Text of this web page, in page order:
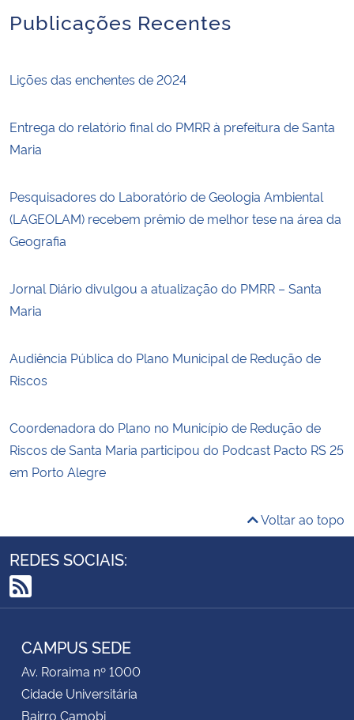
Publicações Recentes
Lições das enchentes de 2024
Entrega do relatório final do PMRR à prefeitura de Santa
Maria
Pesquisadores do Laboratório de Geologia Ambiental
(LAGEOLAM) recebem prêmio de melhor tese na área da
Geografia
Jornal Diário divulgou a atualização do PMRR – Santa
Maria
Audiência Pública do Plano Municipal de Redução de
Riscos
Coordenadora do Plano no Município de Redução de
Riscos de Santa Maria participou do Podcast Pacto RS 25
em Porto Alegre
Voltar ao topo
REDES SOCIAIS:
RSS
CAMPUS SEDE
Av. Roraima nº 1000
Cidade Universitária
Bairro Camobi